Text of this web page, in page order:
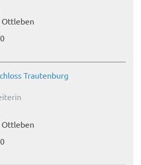
Ottleben
Trautenburg
Ottleben